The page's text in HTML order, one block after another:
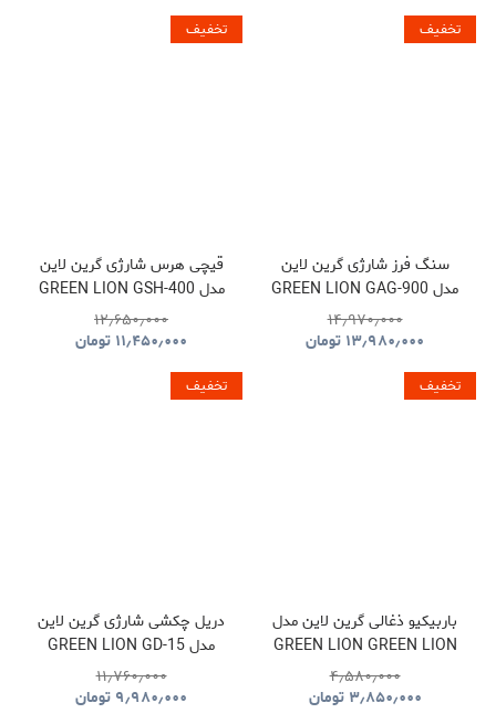
تخفیف
سنگ فرز شارژی گرین لاین
مدل GREEN LION GAG-900
CORDLESS ANGLE
GRINDER TOOL
۱۴٫۹۷۰٫۰۰۰
۱۳٫۹۸۰٫۰۰۰ تومان
تخفیف
قیچی هرس شارژی گرین لاین
مدل GREEN LION GSH-400
ELECTRIC PRUNING
SHEARS TOOL CORDLESS
۱۲٫۶۵۰٫۰۰۰
۱۱٫۴۵۰٫۰۰۰ تومان
تخفیف
باربیکیو ذغالی گرین لاین مدل
GREEN LION GREEN LION
QUDRA FOLDABLE BBQ
GRILL GNQDRBBQSTBK
۴٫۵۸۰٫۰۰۰
۳٫۸۵۰٫۰۰۰ تومان
تخفیف
دریل چکشی شارژی گرین لاین
مدل GREEN LION GD-15
PRO DRIVE CORDLESS
HAMMER DRILL
۱۱٫۷۶۰٫۰۰۰
۹٫۹۸۰٫۰۰۰ تومان